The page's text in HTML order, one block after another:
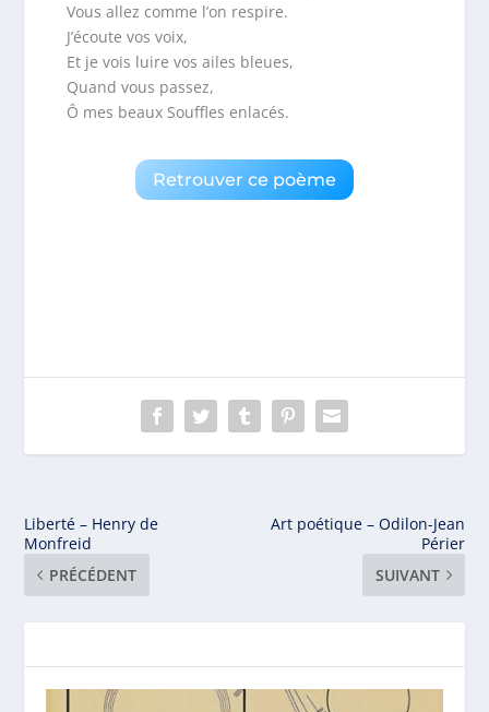
Vous allez comme l’on respire.
J’écoute vos voix,
Et je vois luire vos ailes bleues,
Quand vous passez,
Ô mes beaux Souffles enlacés.
Retrouver ce poème
Liberté – Henry de
Monfreid
PRÉCÉDENT
Art poétique – Odilon-Jean
Périer
SUIVANT